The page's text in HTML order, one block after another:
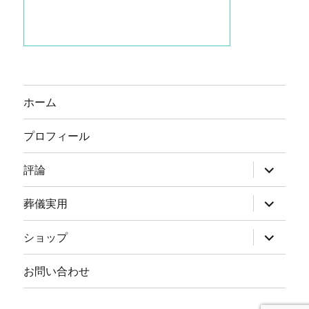
ホーム
プロフィール
評論
サ
ブ
メ
ニ
ュ
ー
を
展
開
葬儀実用
サ
ブ
メ
ニ
ュ
ー
開
ショップ
サ
ブ
メ
ー
お問い合わせ